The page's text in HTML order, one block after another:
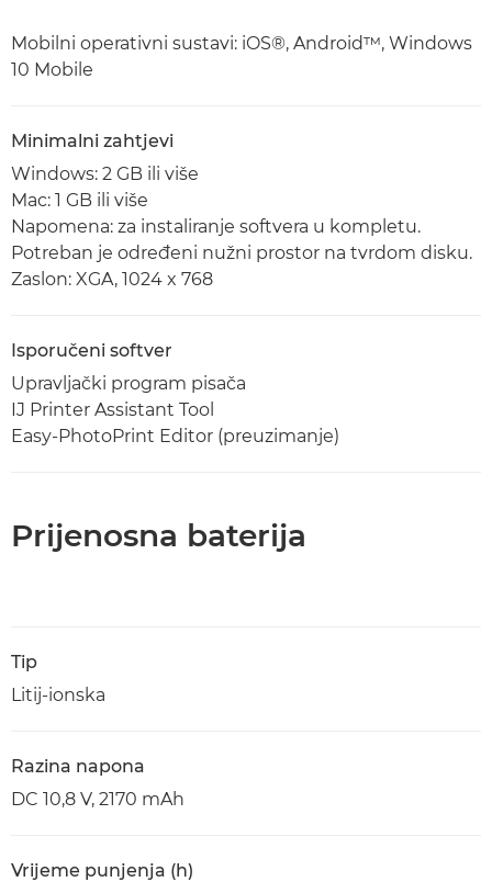
Mobilni operativni sustavi: iOS®, Android™, Windows
10 Mobile
Minimalni zahtjevi
Windows: 2 GB ili više
Mac: 1 GB ili više
Napomena: za instaliranje softvera u kompletu.
Potreban je određeni nužni prostor na tvrdom disku.
Zaslon: XGA, 1024 x 768
Isporučeni softver
Upravljački program pisača
IJ Printer Assistant Tool
Easy-PhotoPrint Editor (preuzimanje)
Prijenosna baterija
Tip
Litij-ionska
Razina napona
DC 10,8 V, 2170 mAh
Vrijeme punjenja (h)